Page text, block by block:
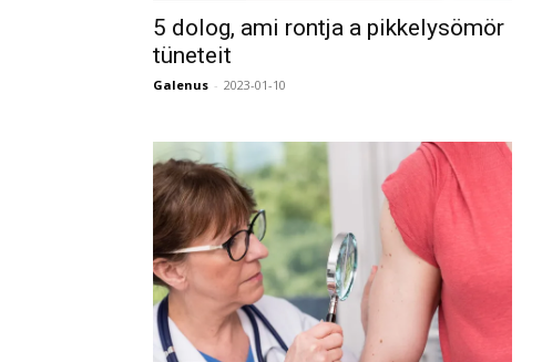
5 dolog, ami rontja a pikkelysömör
tüneteit
Galenus - 2023-01-10